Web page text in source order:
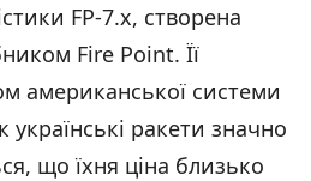
FP-7.x, створена
Fire Point. Її
американської системи
ракети значно
що їхня ціна близько